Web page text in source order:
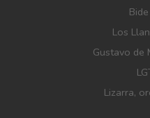
Los
Gustavo de
Lizarra,